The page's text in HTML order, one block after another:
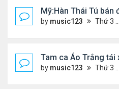
Mỹ:Hàn Thái Tú bán
by music123 Thứ 3 Tháng 7 28, 2026 4:36 pm
Tam ca Áo Trắng tái
by music123 Thứ 3 Tháng 7 28, 2026 4:32 pm